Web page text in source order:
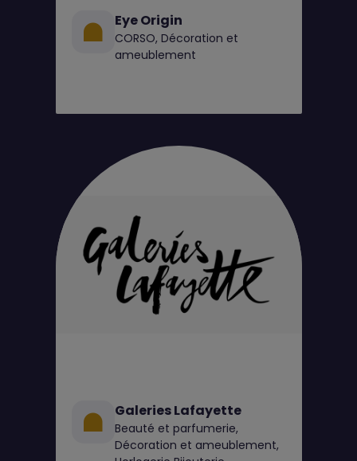
Eye Origin
CORSO, Décoration et
ameublement
Galeries Lafayette
Beauté et parfumerie,
Décoration et ameublement,